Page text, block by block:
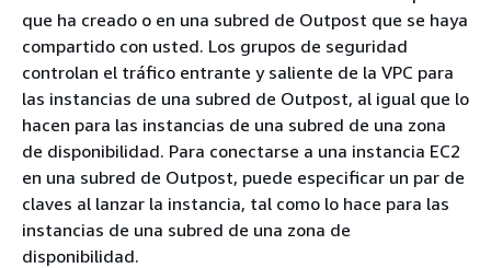
que ha creado o en una subred de Outpost que se haya
compartido con usted. Los grupos de seguridad
controlan el tráfico entrante y saliente de la VPC para
las instancias de una subred de Outpost, al igual que lo
hacen para las instancias de una subred de una zona
de disponibilidad. Para conectarse a una instancia EC2
en una subred de Outpost, puede especificar un par de
claves al lanzar la instancia, tal como lo hace para las
instancias de una subred de una zona de
disponibilidad.